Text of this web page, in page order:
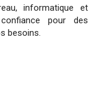
informatique et
pour des
besoins.